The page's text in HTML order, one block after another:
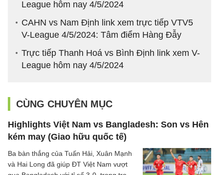
League hôm nay 4/5/2024
CAHN vs Nam Định link xem trực tiếp VTV5
V-League 4/5/2024: Tâm điểm Hàng Đẫy
Trực tiếp Thanh Hoá vs Bình Định link xem V-
League hôm nay 4/5/2024
CÙNG CHUYÊN MỤC
Highlights Việt Nam vs Bangladesh: Son vs Hên
kém may (Giao hữu quốc tế)
Ba bàn thắng của Tuấn Hải, Xuân Mạnh
và Hai Long đã giúp ĐT Việt Nam vượt